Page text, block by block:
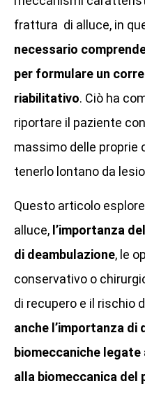
frattura di alluce, in
necessario
per formulare un
riabilitativo. Ciò ha
riportare il paziente
massimo delle proprie
tenerlo lontano da
Questo articolo
alluce, l’importanza
di deambulazione, le
conservativo o
di recupero e il rischio
anche l’importanza
biomeccaniche legate
alla biomeccanica del